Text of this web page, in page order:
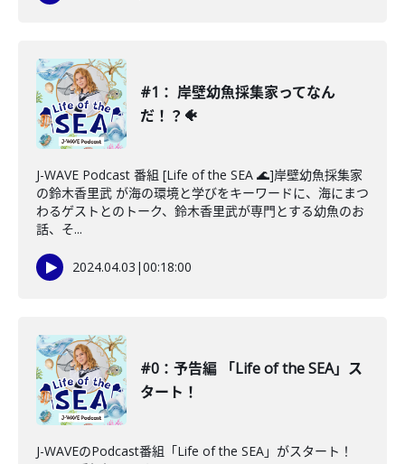
#1： 岸壁幼魚採集家ってなん
だ！？🐠
J-WAVE Podcast 番組 [Life of the SEA 🌊]岸壁幼魚採集家
の鈴木香里武 が海の環境と学びをキーワードに、海にまつ
わるゲストとのトーク、鈴木香里武が専門とする幼魚のお
話、そ...
2024.04.03 |00:18:00
#0：予告編 「Life of the SEA」ス
タート！
J-WAVEのPodcast番組「Life of the SEA」がスタート！